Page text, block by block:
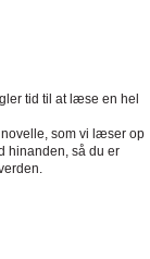
tid til at læse en hel
novelle, som vi læser op
hinanden, så du er